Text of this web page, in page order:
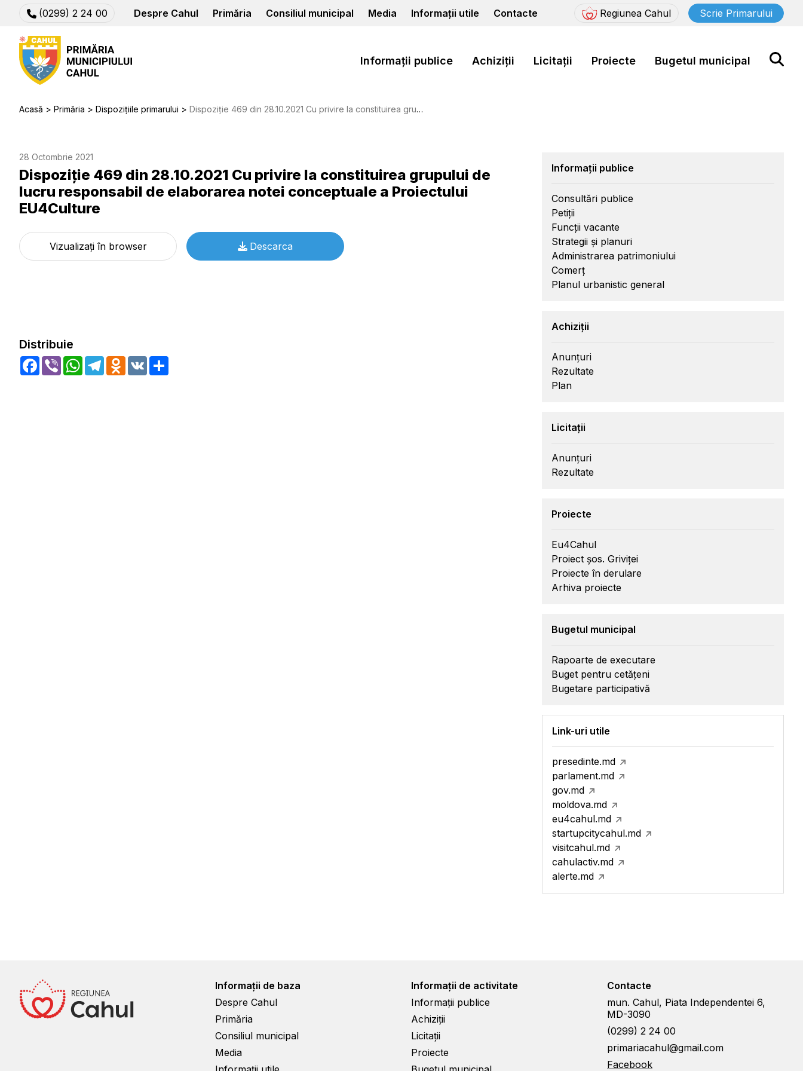
(0299) 2 24 00 Despre Cahul Primăria Consiliul municipal Media Informații utile Contacte Regiunea Cahul Scrie Primarului
Informații publice Achiziții Licitații Proiecte Bugetul municipal
Acasă Primăria Dispozițiile primarului Dispoziție 469 din 28.10.2021 Cu privire la constituirea grupului de lucru responsabil de elaborarea notei conceptuale a Proiectului EU4Culture
28 Octombrie 2021
Dispoziție 469 din 28.10.2021 Cu privire la constituirea grupului de
lucru responsabil de elaborarea notei conceptuale a Proiectului
EU4Culture
Vizualizați în browser Descarca
Distribuie
Facebook
Viber WhatsApp
TelegramOdnoklassniki
VK
Informații publice
Consultări publice
Petiții
Funcții vacante
Strategii și planuri
Administrarea patrimoniului
Comerț
Planul urbanistic general
Achiziții
Anunțuri
Rezultate
Plan
Licitații
Anunțuri
Rezultate
Proiecte
Eu4Cahul
Proiect șos. Griviței
Proiecte în derulare
Arhiva proiecte
Bugetul municipal
Rapoarte de executare
Buget pentru cetățeni
Bugetare participativă
Link-uri utile
presedinte.md
parlament.md
gov.md
moldova.md
eu4cahul.md
startupcitycahul.md
visitcahul.md
cahulactiv.md
alerte.md
Informații de baza
Despre Cahul
Primăria
Consiliul municipal
Media
Informații de activitate
Informații publice
Achiziții
Licitații
Proiecte
Contacte
mun. Cahul, Piata Independentei 6,
MD-3090
(0299) 2 24 00
primariacahul@gmail.com
Facebook